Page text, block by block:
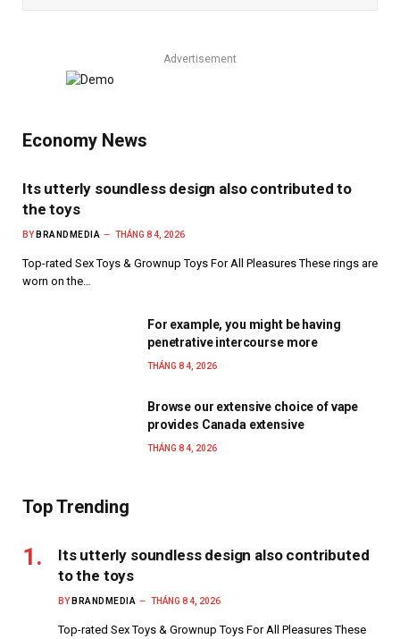
Advertisement
Economy News
Its utterly soundless design also contributed to
the toys
BY BRANDMEDIA THÁNG 8 4, 2026
Top-rated Sex Toys & Grownup Toys For All Pleasures These rings are
worn on the…
For example, you might be having
penetrative intercourse more
THÁNG 8 4, 2026
Browse our extensive choice of vape
provides Canada extensive
THÁNG 8 4, 2026
Top Trending
Its utterly soundless design also contributed
to the toys
BY BRANDMEDIA THÁNG 8 4, 2026
Top-rated Sex Toys & Grownup Toys For All Pleasures These